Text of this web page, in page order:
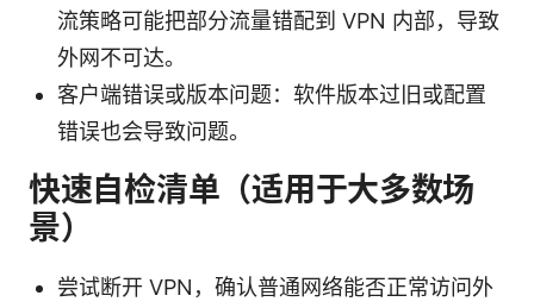
流策略可能把部分流量错配到 VPN 内部，导致
外网不可达。
客户端错误或版本问题：软件版本过旧或配置
错误也会导致问题。
快速自检清单（适用于大多数场
景）
尝试断开 VPN，确认普通网络能否正常访问外